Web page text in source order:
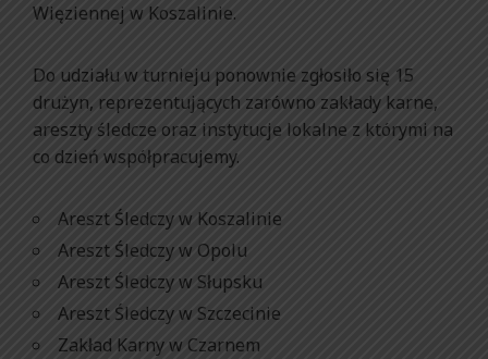
Więziennej w Koszalinie.
Do udziału w turnieju ponownie zgłosiło się 15
drużyn, reprezentujących zarówno zakłady karne,
areszty śledcze oraz instytucje lokalne z którymi na
co dzień współpracujemy.
Areszt Śledczy w Koszalinie
Areszt Śledczy w Opolu
Areszt Śledczy w Słupsku
Areszt Śledczy w Szczecinie
Zakład Karny w Czarnem